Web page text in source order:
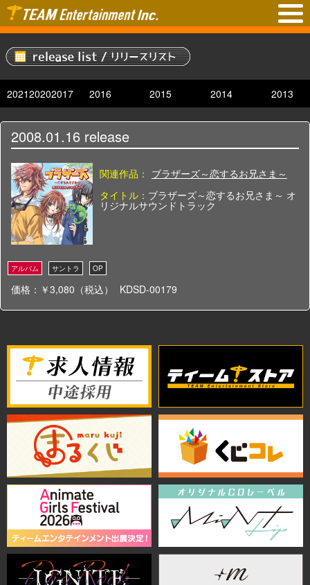
202120202017 2016 2015 2014 2013
2008.01.16 release
関連作品： ブラザーズ～恋するお兄さま～
タイトル： ブラザーズ～恋するお兄さま～ オ
リジナルサウンドトラック
価格：￥3,080（税込） KDSD-00179